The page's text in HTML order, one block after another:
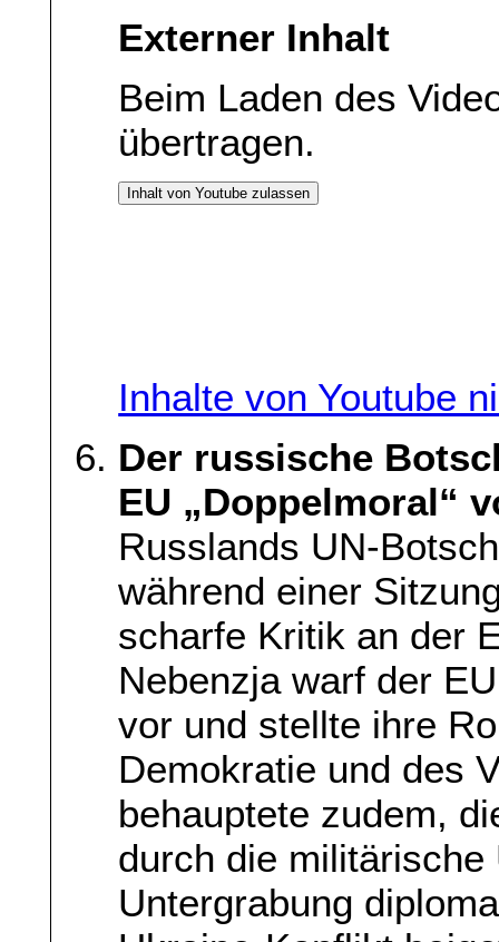
Externer Inhalt
Beim Laden des
übertragen.
Inhalt von Youtube zulassen
Inhalte von Youtube
Der russische
EU „Doppelmoral“
Russlands UN-
während einer
scharfe Kritik an der
Nebenzja warf der
vor und stellte ihre
Demokratie und des
behauptete zudem,
durch die
Untergrabung